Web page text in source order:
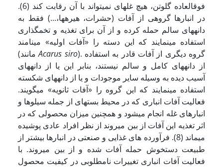
فوق­العاده گلوتن، هیچ غله­ای نمی­تواند با آن رقابت کند (6).
در انبارها گروهی از آفات (حشرات، هیره­ها،...) فقط به
دانه­های سالم حمله کرده و از آن برای تغذیه و تخم­گذاری
استفاده می­نمایند که این دسته را «آفات اولیه» می­نامند
(مانندAcarus siro). گروه دیگری از آفات قادر به استفاده
از دانه­های کامل و سالم نیستند، بنابر این یا از دانه­های
آسیب دیده به وسیله سایر موجودات و یا از دانه­های شکسته
استفاده می­نمایند که این گروه را «آفات­ ثانویه» می­گویند.
فعالیت آفات انباری که در محیط بسته­ای از جمله سیلوها و
انبارهای غله انجام می­شود و همچنین میزان محصولی که در
اثر تغذیه این آفات از بین می­روند از نظر افراد عادی پوشیده
می­ماند (8). فرآورده های غذایی و صنعتی در انبارها بیشتر از
طبیعت دستخوش حمله آفات شده و از بین می­روند. با
فعالیت آفات انباری تغییرات نامطلوبی در کیفیت محصول